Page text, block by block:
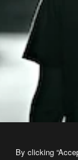
By clicking